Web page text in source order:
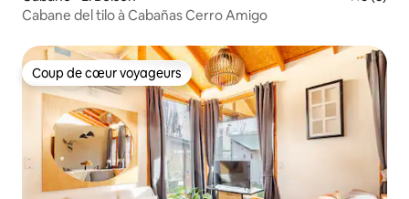
Cabane del tilo à Cabañas Cerro Amigo
Coup de cœur voyageurs
Coup de cœur voyageurs